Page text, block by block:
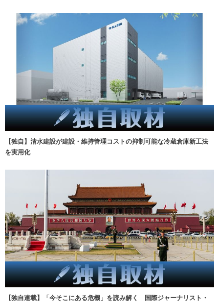
【独自】清水建設が建設・維持管理コストの抑制可能な冷蔵倉庫新工法
を実用化
【独自連載】「今そこにある危機」を読み解く 国際ジャーナリスト・